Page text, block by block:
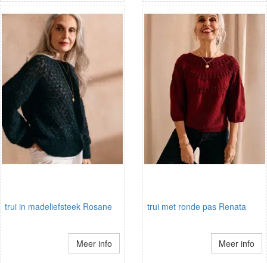
trui in madeliefsteek Rosane
Meer info
trui met ronde pas Renata
Meer info